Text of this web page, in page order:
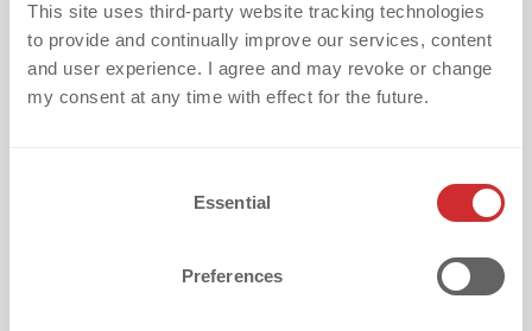
This site uses third-party website tracking technologies
to provide and continually improve our services, content
and user experience. I agree and may revoke or change
my consent at any time with effect for the future.
Essential
Preferences
Robert Milam von ModestWorks bringt es auf
den Punkt: "Danke für eure Unterstützung
und vielen Dank an alle, die die Kollektion zu
Hast du auch ein Projekt, das ein Statement
Kontaktiere uns am